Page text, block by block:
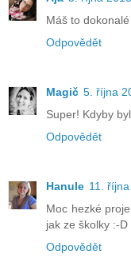
Máš to dokonalé
Odpovědět
Magič 5. října
Super! Kdyby
Odpovědět
Hanule 11.
Moc hezké
jak ze školky :-
Odpovědět